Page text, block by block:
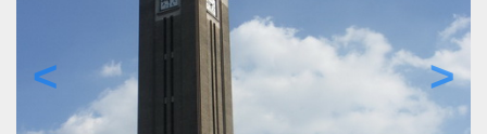
< >